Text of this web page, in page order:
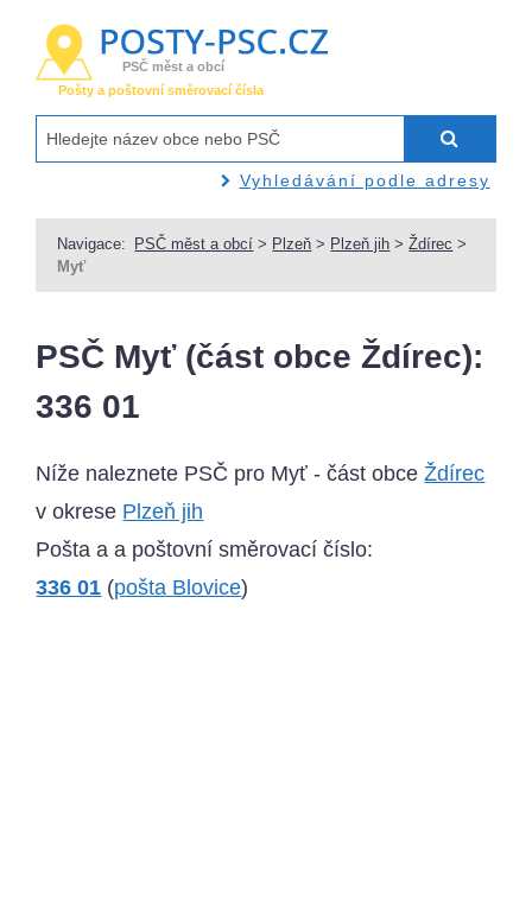
PSČ měst a obcí
Pošty a poštovní směrovací čísla
Vyhledávání podle adresy
Navigace: PSČ měst a obcí > Plzeň > Plzeň jih >Ždírec >
Myť
PSČ Myť (část obce Ždírec):
336 01
Níže naleznete PSČ pro Myť - část obceŽdírec
v okrese Plzeň jih
Pošta a a poštovní směrovací číslo:
336 01 (pošta Blovice)